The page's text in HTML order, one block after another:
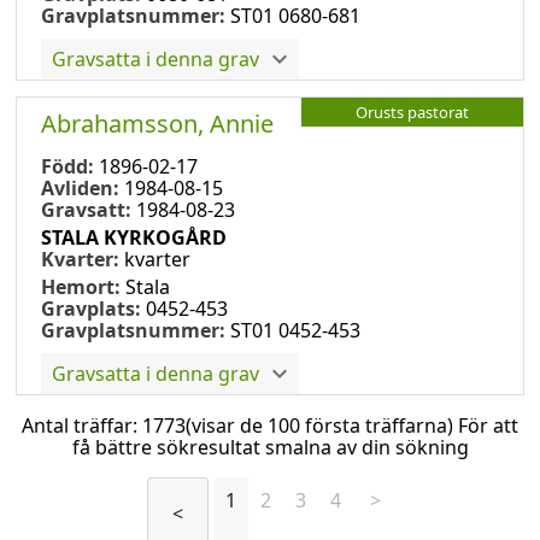
Gravplatsnummer: ST01 0680-681
Gravsatta i denna grav
Orusts pastorat
Abrahamsson, Annie
Född: 1896-02-17
Avliden: 1984-08-15
Gravsatt: 1984-08-23
STALA KYRKOGÅRD
Kvarter: kvarter
Hemort: Stala
Gravplats: 0452-453
Gravplatsnummer: ST01 0452-453
Gravsatta i denna grav
Antal träffar: 1773(visar de 100 första träffarna) För att
få bättre sökresultat smalna av din sökning
< 1 2 3 4 >